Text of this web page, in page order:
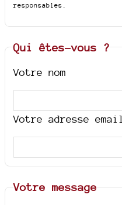
responsables.
Qui êtes-vous ?
Votre nom
Votre adresse email
Votre message